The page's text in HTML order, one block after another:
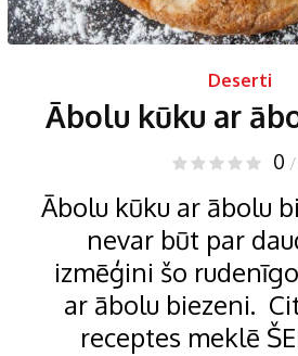
Deserti
Ābolu kūku ar
0
Ābolu kūku ar ābolu
nevar būt par
izmēģini šo
ar ābolu biezeni.
receptes meklē